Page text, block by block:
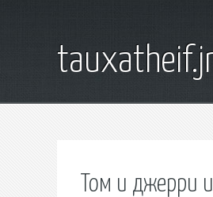
Том и джерри